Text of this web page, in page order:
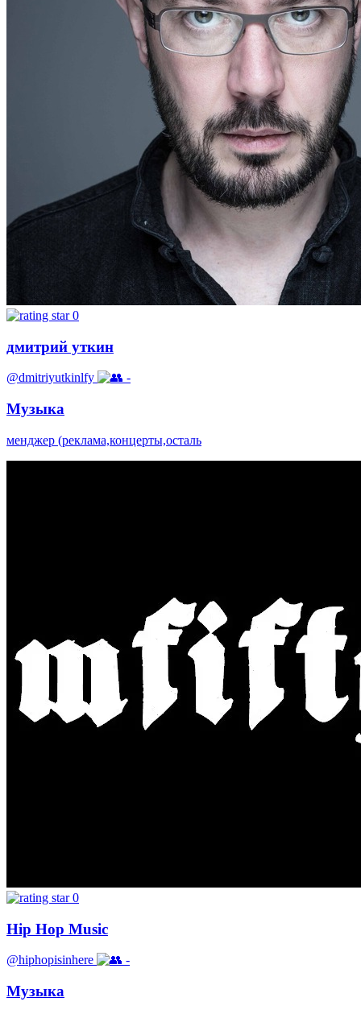
0
дмитрий уткин
@dmitriyutkinlfy -
Музыка
менджер (реклама,концерты,осталь
0
Hip Hop Music
@hiphopisinhere -
Музыка